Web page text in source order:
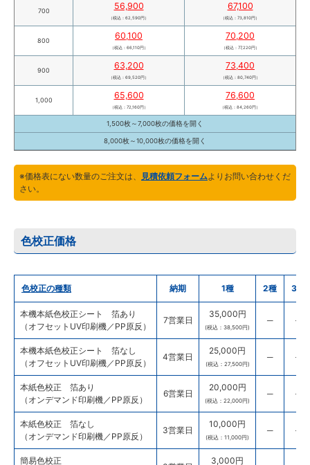
700 56,900
（税込：62,590円）
67,100
（税込：73,810円）
800 60,100
（税込：66,110円）
70,200
（税込：77,220円）
900 63,200
（税込：69,520円）
73,400
（税込：80,740円）
1,000 65,600
（税込：72,160円）
76,600
（税込：84,260円）
1,500枚～7,000枚の価格を開く
8,000枚～10,000枚の価格を開く
※価格表にない数量のご注文は、 見積依頼フォームよりお問い合わせくだ
さい。
色校正価格
色校正の種類 納期 1種 2種 3種
本機本紙色校正シート 箔あり
（オフセットUV印刷機／PP原反）
7営業日
35,000円
(税込：38,500円)
─ ─
本機本紙色校正シート 箔なし
（オフセットUV印刷機／PP原反）
4営業日
25,000円
(税込：27,500円)
─ ─
本紙色校正 箔あり
（オンデマンド印刷機／PP原反）
6営業日
20,000円
(税込：22,000円)
─ ─
本紙色校正 箔なし
（オンデマンド印刷機／PP原反）
3営業日
10,000円
(税込：11,000円)
─ ─
簡易色校正
3,000円